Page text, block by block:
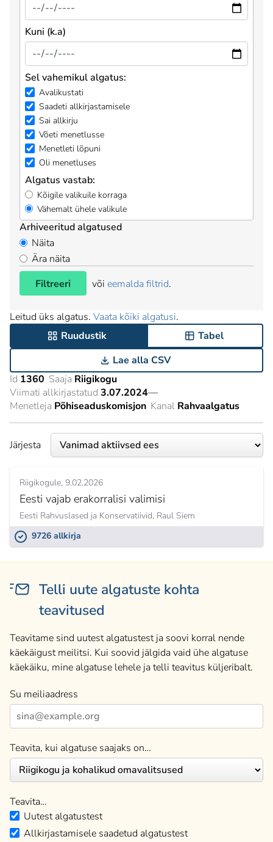
Kuni (k.a)
Sel vahemikul algatus:
Avalikustati
Saadeti allkirjastamisele
Sai allkirju
Võeti menetlusse
Menetleti lõpuni
Oli menetluses
Algatus vastab:
Kõigile valikuile korraga
Vähemalt ühele valikule
Arhiveeritud algatused
Näita
Ära näita
Filtreeri
või eemalda filtrid.
Leitud üks algatus. Vaata kõiki algatusi.
Ruudustik
Tabel
Lae alla CSV
Id 1360 Saaja Riigikogu
Viimati allkirjastatud 3.07.2024—
Menetleja Põhiseaduskomisjon Kanal Rahvaalgatus
Järjesta
Riigikogule 9.02.2026
Eesti vajab erakorralisi valimisi
Eesti Rahvuslased ja Konservatiivid, Raul Siem
9726 allkirja
Telli uute algatuste kohta
teavitused
Teavitame sind uutest algatustest ja soovi korral nende
käekäigust meilitsi. Kui soovid jälgida vaid ühe algatuse
käekäiku, mine algatuse lehele ja telli teavitus küljeribalt.
Su meiliaadress
Teavita, kui algatuse saajaks on…
Teavita…
Uutest algatustest
Allkirjastamisele saadetud algatustest